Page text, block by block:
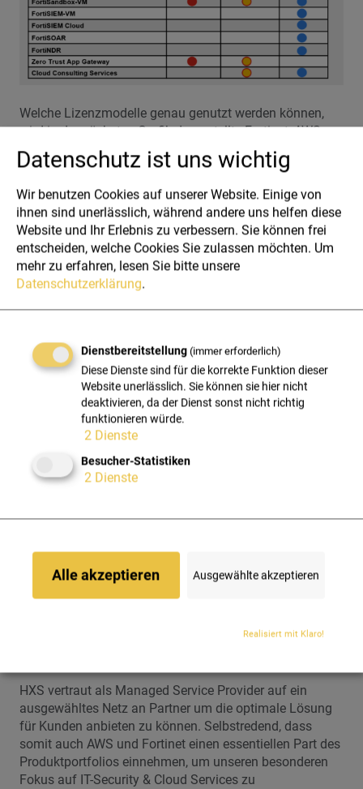
Welche Lizenzmodelle genau genutzt werden können,
wird in der nächsten Grafik dargestellt. Fortinet, AWS
und HXS bieten jedem Kunden die Möglichkeit die
Lizenzmodelle so zu beziehen, wie es für Ihn passt. Dies
Übersicht der genutzten Lösung.
Weitere Informationen und Zusatzmaterialien
https://aws.amazon.com/marketplace/featured-
https://www.fortigate-aws.com
Sie haben Fragen bei der
HXS vertraut als Managed Service Provider auf ein
ausgewähltes Netz an Partner um die optimale Lösung
für Kunden anbieten zu können. Selbstredend, dass
somit auch AWS und Fortinet einen essentiellen Part des
Produktportfolios einnehmen, um unseren besonderen
Fokus auf IT-Security & Cloud Services zu
Datenschutz ist uns wichtig
Wir benutzen Cookies auf unserer Website. Einige von
ihnen sind unerlässlich, während andere uns helfen diese
Website und Ihr Erlebnis zu verbessern. Sie können frei
entscheiden, welche Cookies Sie zulassen möchten. Um
mehr zu erfahren, lesen Sie bitte unsere
Datenschutzerklärung.
Dienstbereitstellung (immer erforderlich)
Diese Dienste sind für die korrekte Funktion dieser
Website unerlässlich. Sie können sie hier nicht
deaktivieren, da der Dienst sonst nicht richtig
funktionieren würde.
2 Dienste
Besucher-Statistiken
2 Dienste
Ausgewählte akzeptieren
Alle akzeptieren
Realisiert mit Klaro!